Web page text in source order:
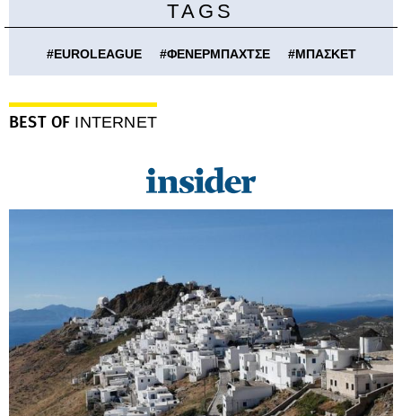
TAGS
#EUROLEAGUE #ΦΕΝΕΡΜΠΑΧΤΣΕ #ΜΠΑΣΚΕΤ
BEST OF INTERNET